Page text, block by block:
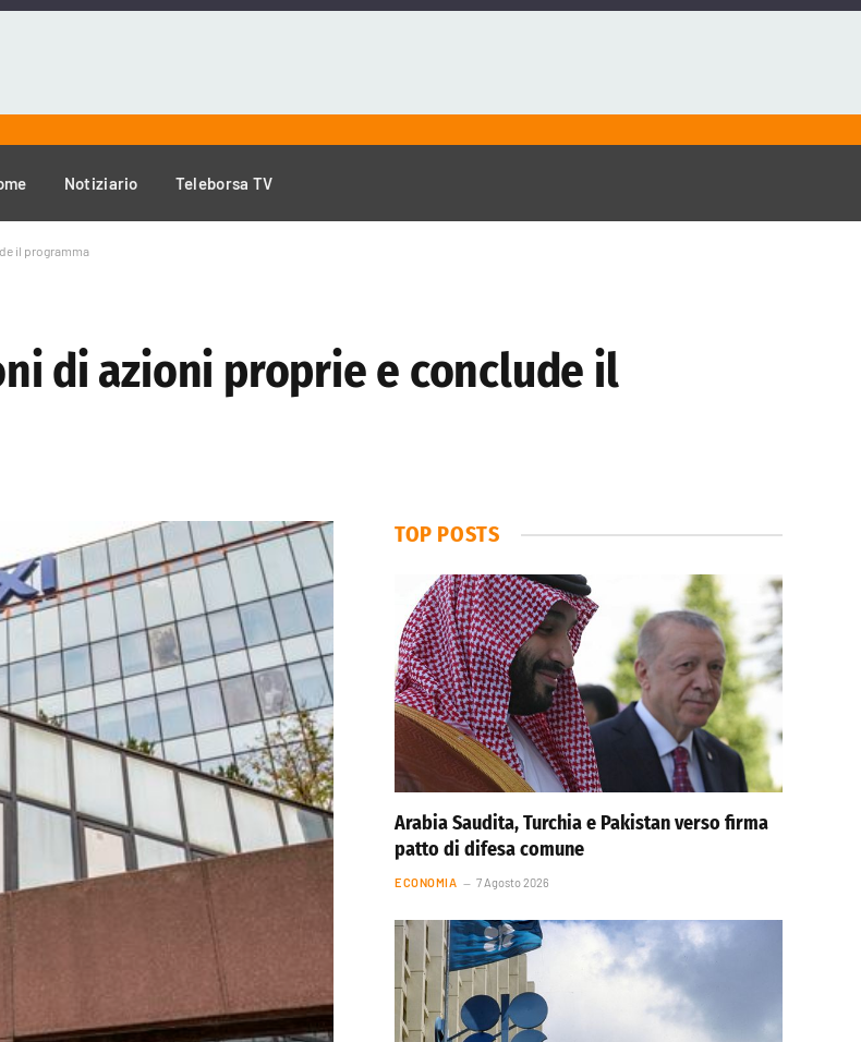
Notiziario Teleborsa TV
il programma
di azioni proprie e conclude il
TOP POSTS
Arabia Saudita, Turchia e Pakistan verso firma
patto di difesa comune
ECONOMIA 7 Agosto 2026